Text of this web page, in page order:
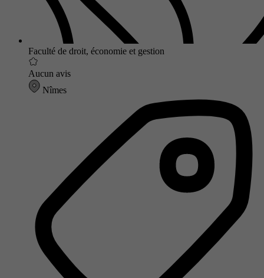
Faculté de droit, économie et gestion
Aucun avis
Nîmes